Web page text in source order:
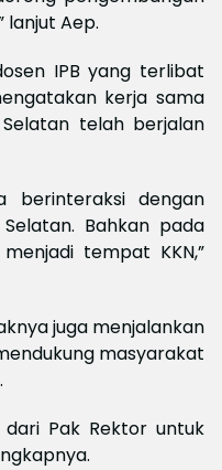
lanjut Aep.
IPB yang terlibat
kerja sama
telah berjalan
berinteraksi dengan
Bahkan pada
tempat KKN,”
juga menjalankan
masyarakat
Pak Rektor untuk